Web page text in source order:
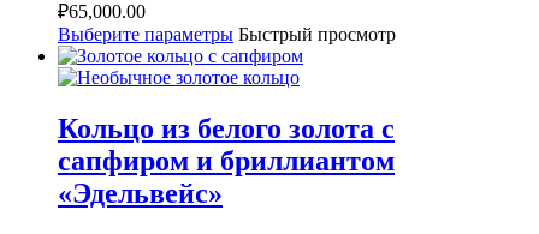
₽65,000.00
Выберите параметры Быстрый просмотр
Кольцо из белого золота с
сапфиром и бриллиантом
«Эдельвейс»